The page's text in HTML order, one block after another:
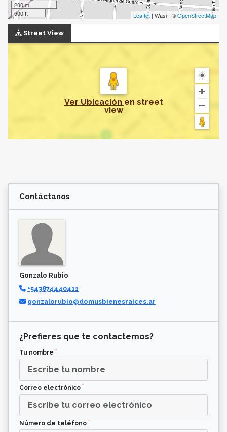
200 m
500 ft
Leaflet | Wasi - ©OpenStreetMap
Street View
Ver Ubicación en street
view
Contáctanos
Gonzalo Rubio
+543874440411
gonzalorubio@domusbienesraices.ar
¿Prefieres que te contactemos?
Tu nombre *
Correo electrónico *
Número de teléfono *